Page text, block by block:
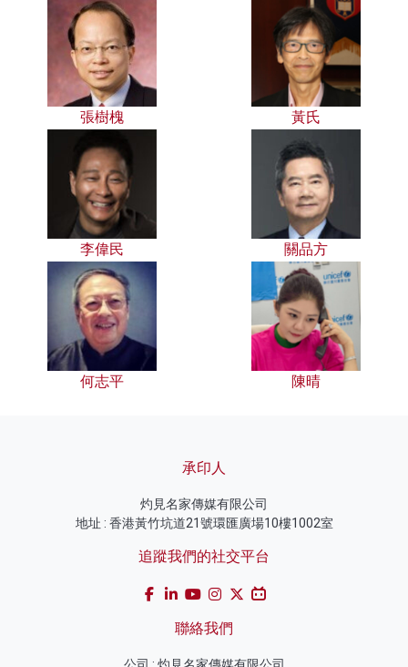
張樹槐 黃氏
李偉民 關品方
何志平 陳晴
承印人
灼見名家傳媒有限公司
地址 : 香港黃竹坑道21號環匯廣場10樓1002室
追蹤我們的社交平台
聯絡我們
公司 : 灼見名家傳媒有限公司